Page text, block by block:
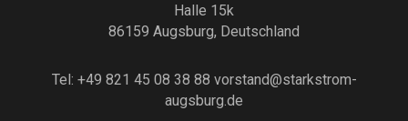
Halle 15k
86159 Augsburg, Deutschland
Tel: +49 821 45 08 38 88 vorstand@starkstrom-
augsburg.de